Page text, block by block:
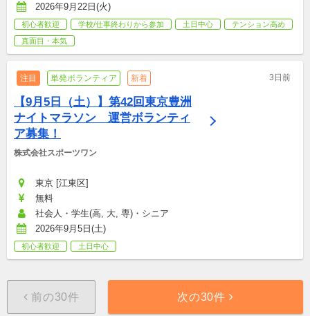
2026年9月22日(火)
初心者歓迎 学校/仕事終わりから参加 土日中心
テンション高め
真面目・本気
注目 単発ボランティア 新着 3日前
【9月5日（土）】第42回東京豊洲
ナイトマラソン　運営ボランティ
ア募集！
株式会社スポーツワン
東京 [江東区]
無料
社会人・学生(高, 大, 専)・シニア
2026年9月5日(土)
初心者歓迎 土日中心
前の30件 次の30件